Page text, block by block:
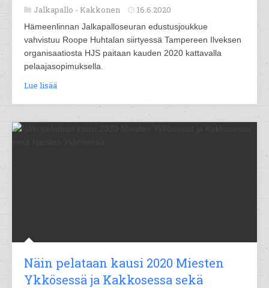
Jalkapallo - Kakkonen 16.6.2020
Hämeenlinnan Jalkapalloseuran edustusjoukkue
vahvistuu Roope Huhtalan siirtyessä Tampereen Ilveksen
organisaatiosta HJS paitaan kauden 2020 kattavalla
pelaajasopimuksella.
Lue lisää
Näin pelataan kausi 2020 Miesten
Ykkösessä ja Kakkosessa sekä